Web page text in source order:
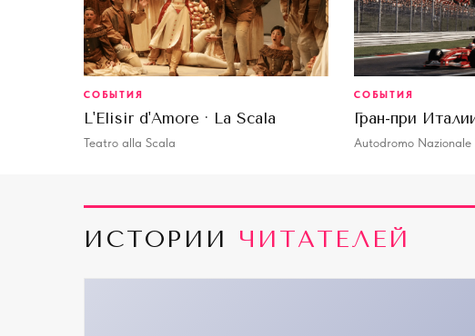
СОБЫТИЯ
L'Elisir d'Amore · La Scala
Teatro alla Scala
СОБЫТИЯ
Гран-при
Autodromo Nazionale
ИСТОРИИ ЧИТАТЕЛЕЙ